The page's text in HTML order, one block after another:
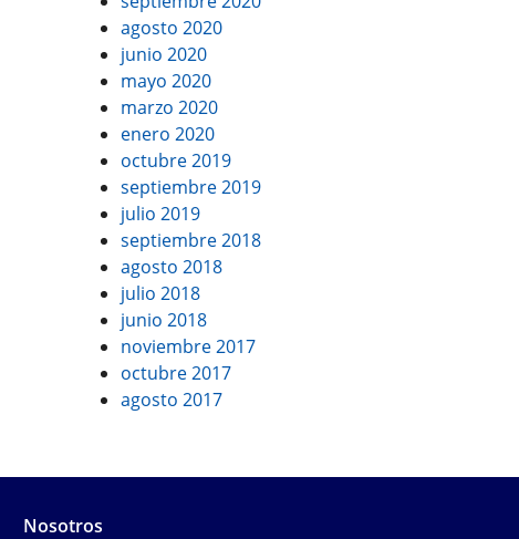
agosto 2020
junio 2020
mayo 2020
marzo 2020
enero 2020
octubre 2019
septiembre 2019
julio 2019
septiembre 2018
agosto 2018
julio 2018
junio 2018
noviembre 2017
octubre 2017
agosto 2017
Nosotros